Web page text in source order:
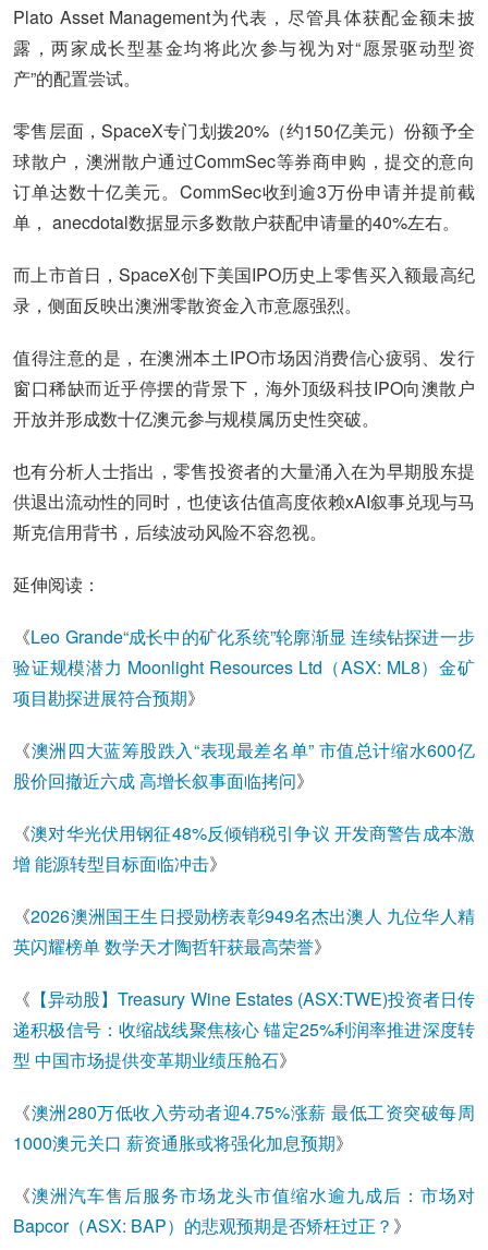
Plato Asset Management为代表，尽管具体获配金额未披
露，两家成长型基金均将此次参与视为对“愿景驱动型资
产”的配置尝试。
零售层面，SpaceX专门划拨20%（约150亿美元）份额予全
球散户，澳洲散户通过CommSec等券商申购，提交的意向
订单达数十亿美元。CommSec收到逾3万份申请并提前截
单， anecdotal数据显示多数散户获配申请量的40%左右。
而上市首日，SpaceX创下美国IPO历史上零售买入额最高纪
录，侧面反映出澳洲零散资金入市意愿强烈。
值得注意的是，在澳洲本土IPO市场因消费信心疲弱、发行
窗口稀缺而近乎停摆的背景下，海外顶级科技IPO向澳散户
开放并形成数十亿澳元参与规模属历史性突破。
也有分析人士指出，零售投资者的大量涌入在为早期股东提
供退出流动性的同时，也使该估值高度依赖xAI叙事兑现与马
斯克信用背书，后续波动风险不容忽视。
延伸阅读：
《Leo Grande“成长中的矿化系统”轮廓渐显 连续钻探进一步
验证规模潜力 Moonlight Resources Ltd（ASX: ML8）金矿
项目勘探进展符合预期》
《澳洲四大蓝筹股跌入“表现最差名单” 市值总计缩水600亿
股价回撤近六成 高增长叙事面临拷问》
《澳对华光伏用钢征48%反倾销税引争议 开发商警告成本激
增 能源转型目标面临冲击》
《2026澳洲国王生日授勋榜表彰949名杰出澳人 九位华人精
英闪耀榜单 数学天才陶哲轩获最高荣誉》
《 【异动股】Treasury Wine Estates (ASX:TWE)投资者日传
递积极信号：收缩战线聚焦核心 锚定25%利润率推进深度转
型 中国市场提供变革期业绩压舱石》
《澳洲280万低收入劳动者迎4.75%涨薪 最低工资突破每周
1000澳元关口 薪资通胀或将强化加息预期》
《澳洲汽车售后服务市场龙头市值缩水逾九成后：市场对
Bapcor（ASX: BAP）的悲观预期是否矫枉过正？ 》